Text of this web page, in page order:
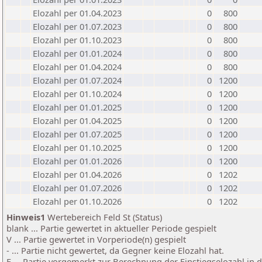
Elozahl per 01.04.2023
0
800
Elozahl per 01.07.2023
0
800
Elozahl per 01.10.2023
0
800
Elozahl per 01.01.2024
0
800
Elozahl per 01.04.2024
0
800
Elozahl per 01.07.2024
0
1200
Elozahl per 01.10.2024
0
1200
Elozahl per 01.01.2025
0
1200
Elozahl per 01.04.2025
0
1200
Elozahl per 01.07.2025
0
1200
Elozahl per 01.10.2025
0
1200
Elozahl per 01.01.2026
0
1200
Elozahl per 01.04.2026
0
1202
Elozahl per 01.07.2026
0
1202
Elozahl per 01.10.2026
0
1202
Hinweis1 Wertebereich Feld St (Status)
blank ... Partie gewertet in aktueller Periode gespielt
V ... Partie gewertet in Vorperiode(n) gespielt
- ... Partie nicht gewertet, da Gegner keine Elozahl hat.